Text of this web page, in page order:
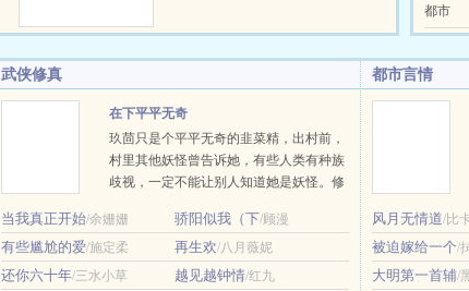
克制，我不愿我的爱打扰了他——
蕾雅·莱恩哈特（17）】“一开始也
以为只不过是青春年少的错误依
恋，但当他对她使用了摄神取念
时，才发现并不是——他从未想象
过，会有一个人这样想着自己，想
要懂得自己。而那成为了没有光明
的日子里的唯一…
都市
武侠修真
在下平平无奇
玖茴只是个平平无奇的韭菜精，出村前，
村里其他妖怪曾告诉她，有些人类有种族
歧视，一定不能让别人知道她是妖怪。修
剑修，有宗门擅占卜。唯有玖茴拜的宗
门，不仅无人擅御妖兽，其他方面也毫无
存在感。玖茴问师父：“我们宗门传承两
当我真正开始/余姗姗 骄阳似我（下/顾漫
有些尴尬的爱/施定柔 再生欢/八月薇妮
还你六十年/三水小草 越见越钟情/红九
都市言情
风月无情道/比
被迫嫁给一个/
大明第一首辅/